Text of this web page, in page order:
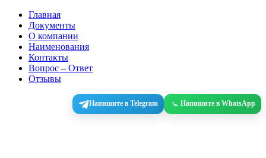
Главная
Документы
О компании
Наименования
Контакты
Вопрос – Ответ
Отзывы
Напишите в Telegram Напишите в WhatsApp